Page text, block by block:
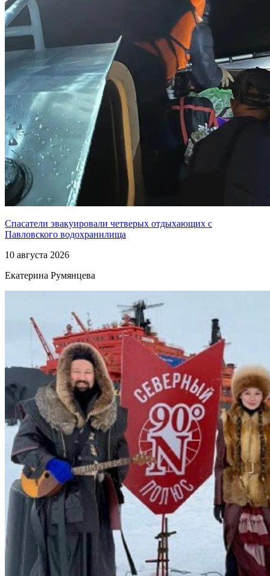
Спасатели эвакуировали четверых отдыхающих с
Павловского водохранилища
10 августа 2026
Екатерина Румянцева